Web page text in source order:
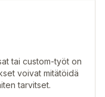
tai custom-työt on
voivat mitätöidä
tarvitset.